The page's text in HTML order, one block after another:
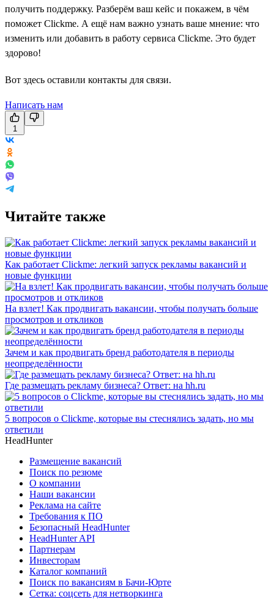
получить поддержку. Разберём ваш кейс и покажем, в чём
поможет Clickme. А ещё нам важно узнать ваше мнение: что
изменить или добавить в работу сервиса Clickme. Это будет
здорово!
Вот здесь оставили контакты для связи.
Написать нам
1
Читайте также
Как работает Clickme: легкий запуск рекламы вакансий и
новые функции
На взлет! Как продвигать вакансии, чтобы получать больше
просмотров и откликов
Зачем и как продвигать бренд работодателя в периоды
неопределённости
Где размещать рекламу бизнеса? Ответ: на hh.ru
5 вопросов о Clickme, которые вы стеснялись задать, но мы
ответили
HeadHunter
Размещение вакансий
Поиск по резюме
О компании
Наши вакансии
Реклама на сайте
Требования к ПО
Безопасный HeadHunter
HeadHunter API
Партнерам
Инвесторам
Каталог компаний
Поиск по вакансиям в Бачи-Юрте
Сетка: соцсеть для нетворкинга